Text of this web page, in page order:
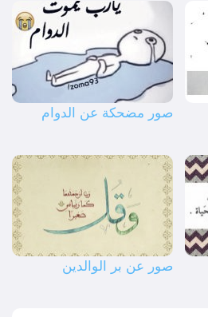
صور مضحكة عن الدوام
صور عن بر الوالدين